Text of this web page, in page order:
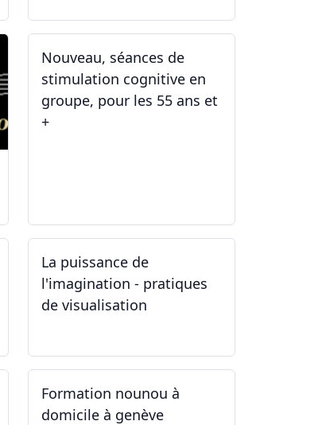
Nouveau, séances de
stimulation cognitive en
groupe, pour les 55 ans et
+
La puissance de
l'imagination - pratiques
de visualisation
Formation nounou à
domicile à genève